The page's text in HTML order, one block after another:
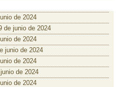
de 2024
de junio de 2024
de 2024
junio de 2024
de 2024
de 2024
de 2024